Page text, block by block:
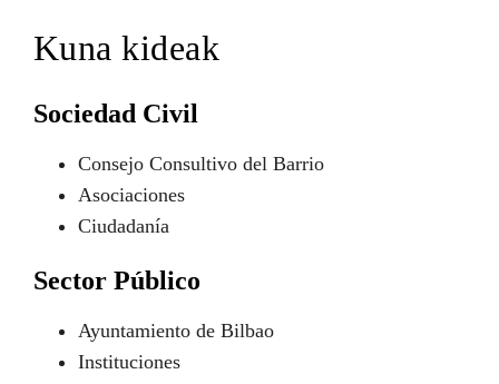
Kuna kideak
Sociedad Civil
Consejo Consultivo del Barrio
Asociaciones
Ciudadanía
Sector Público
Ayuntamiento de Bilbao
Instituciones